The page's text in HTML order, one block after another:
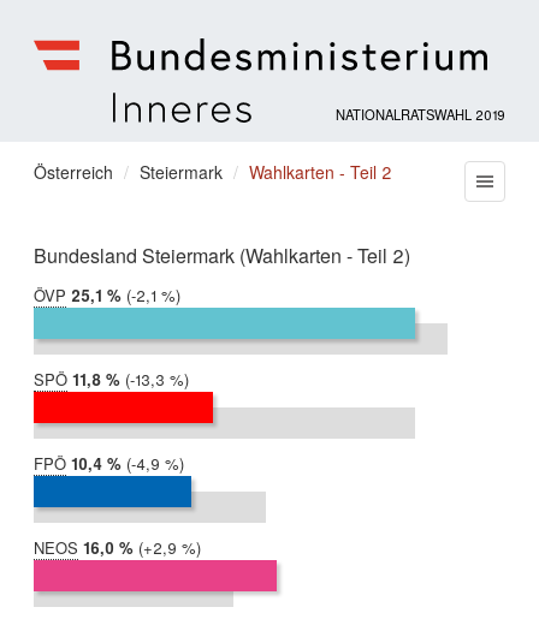
für
Inneres
NATIONALRATSWAHL 2019
Sie
hier:
Österreich Steiermark Wahlkarten - Teil 2
Bundesland Steiermark (Wahlkarten - Teil 2)
ÖVP 2019:
25,1 %
2017:
27,3 %
Differenz:
-2,1 %
SPÖ 2019:
11,8 %
2017:
25,1 %
Differenz:
-13,3 %
FPÖ 2019:
10,4 %
2017:
15,3 %
Differenz:
-4,9 %
NEOS 2019:
16,0 %
2017:
13,2 %
Differenz:
+2,9 %